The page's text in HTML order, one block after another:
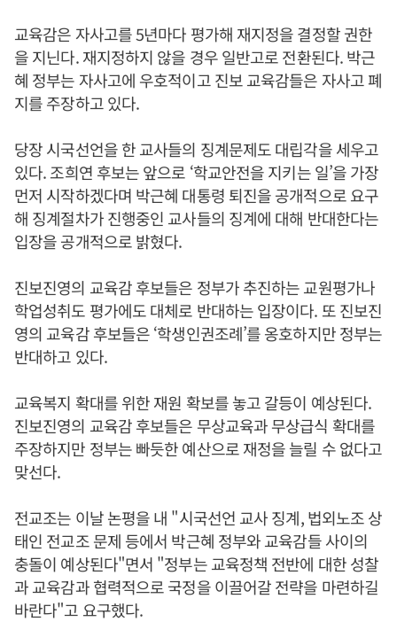
교육감은 자사고를 5년마다 평가해 재지정을 결정할 권한
을 지닌다. 재지정하지 않을 경우 일반고로 전환된다. 박근
혜 정부는 자사고에 우호적이고 진보 교육감들은 자사고 폐
지를 주장하고 있다.
당장 시국선언을 한 교사들의 징계문제도 대립각을 세우고
있다. 조희연 후보는 앞으로 ‘학교안전을 지키는 일’을 가장
먼저 시작하겠다며 박근혜 대통령 퇴진을 공개적으로 요구
해 징계절차가 진행중인 교사들의 징계에 대해 반대한다는
입장을 공개적으로 밝혔다.
진보진영의 교육감 후보들은 정부가 추진하는 교원평가나
학업성취도 평가에도 대체로 반대하는 입장이다. 또 진보진
영의 교육감 후보들은 ‘학생인권조례’를 옹호하지만 정부는
반대하고 있다.
교육복지 확대를 위한 재원 확보를 놓고 갈등이 예상된다.
진보진영의 교육감 후보들은 무상교육과 무상급식 확대를
주장하지만 정부는 빠듯한 예산으로 재정을 늘릴 수 없다고
맞선다.
전교조는 이날 논평을 내 "시국선언 교사 징계, 법외노조 상
태인 전교조 문제 등에서 박근혜 정부와 교육감들 사이의
충돌이 예상된다"면서 "정부는 교육정책 전반에 대한 성찰
과 교육감과 협력적으로 국정을 이끌어갈 전략을 마련하길
바란다"고 요구했다.